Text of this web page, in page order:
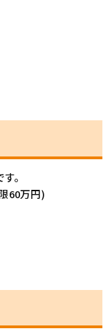
。
60万円)